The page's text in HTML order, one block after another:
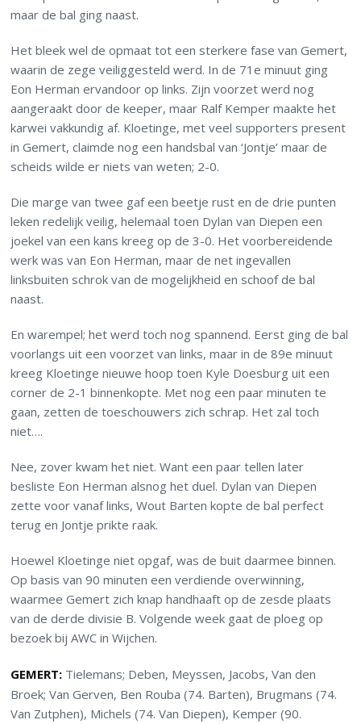
maar de bal ging naast.
Het bleek wel de opmaat tot een sterkere fase van Gemert,
waarin de zege veiliggesteld werd. In de 71e minuut ging
Eon Herman ervandoor op links. Zijn voorzet werd nog
aangeraakt door de keeper, maar Ralf Kemper maakte het
karwei vakkundig af. Kloetinge, met veel supporters present
in Gemert, claimde nog een handsbal van ‘Jontje’ maar de
scheids wilde er niets van weten; 2-0.
Die marge van twee gaf een beetje rust en de drie punten
leken redelijk veilig, helemaal toen Dylan van Diepen een
joekel van een kans kreeg op de 3-0. Het voorbereidende
werk was van Eon Herman, maar de net ingevallen
linksbuiten schrok van de mogelijkheid en schoof de bal
naast.
En warempel; het werd toch nog spannend. Eerst ging de bal
voorlangs uit een voorzet van links, maar in de 89e minuut
kreeg Kloetinge nieuwe hoop toen Kyle Doesburg uit een
corner de 2-1 binnenkopte. Met nog een paar minuten te
gaan, zetten de toeschouwers zich schrap. Het zal toch
niet….
Nee, zover kwam het niet. Want een paar tellen later
besliste Eon Herman alsnog het duel. Dylan van Diepen
zette voor vanaf links, Wout Barten kopte de bal perfect
terug en Jontje prikte raak.
Hoewel Kloetinge niet opgaf, was de buit daarmee binnen.
Op basis van 90 minuten een verdiende overwinning,
waarmee Gemert zich knap handhaaft op de zesde plaats
van de derde divisie B. Volgende week gaat de ploeg op
bezoek bij AWC in Wijchen.
GEMERT: Tielemans; Deben, Meyssen, Jacobs, Van den
Broek; Van Gerven, Ben Rouba (74. Barten), Brugmans (74.
Van Zutphen), Michels (74. Van Diepen), Kemper (90.